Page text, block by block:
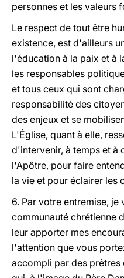
personnes et les valeurs
Le respect de tout être
existence, est d'ailleurs
l'éducation à la paix et à
les responsables
et tous ceux qui sont
responsabilité des
des enjeux et se
L'Église, quant à elle,
d'intervenir, à temps et à
l'Apôtre, pour faire
la vie et pour éclairer les
6. Par votre entremise, je
communauté chrétienne
leur apporter mes
l'attention que vous
accompli par des prêtres